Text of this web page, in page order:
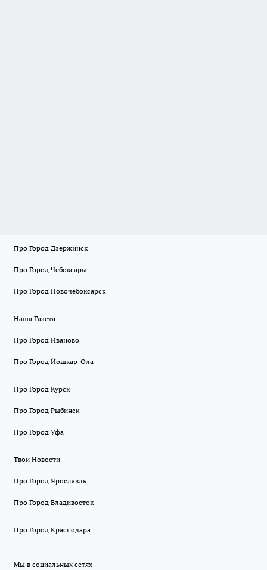
Про Город Дзержинск
Про Город Чебоксары
Про Город Новочебоксарск
Наша Газета
Про Город Иваново
Про Город Йошкар-Ола
Про Город Курск
Про Город Рыбинск
Про Город Уфа
Твои Новости
Про Город Ярославль
Про Город Владивосток
Про Город Краснодара
Мы в социальных сетях